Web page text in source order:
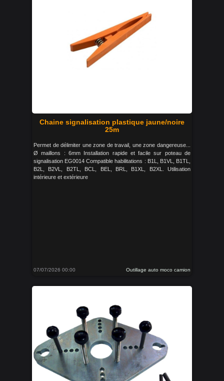
Chaine signalisation plastique jaune/noire
25m
Permet de délimiter une zone de travail, une zone dangereuse...
Ø maillons : 6mm Installation rapide et facile sur poteau de
signalisation EG0014 Compatible habilitations : B1L, B1VL, B1TL,
B2L, B2VL, B2TL, BCL, BEL, BRL, B1XL, B2XL. Utilisation
intérieure et extérieure
07/07/2026 00:00 Outillage auto moco camion